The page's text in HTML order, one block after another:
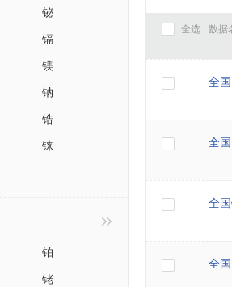
铋
镉
镁
钠
锆
铼
铂
铑
全选 数据
全
全
全
全